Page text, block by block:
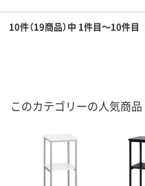
10件（19商品）中 1件目～10件目
このカテゴリーの人気商品